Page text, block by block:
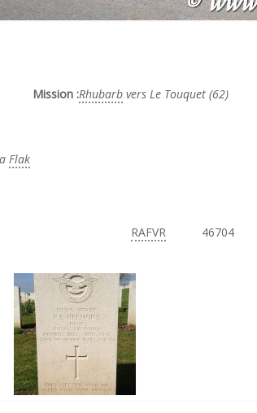
Mission :Rhubarb vers Le Touquet (62)
Flak
RAFVR 46704